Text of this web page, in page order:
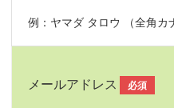
例：ヤマダ タロウ （全角カ
メールアドレス 必須